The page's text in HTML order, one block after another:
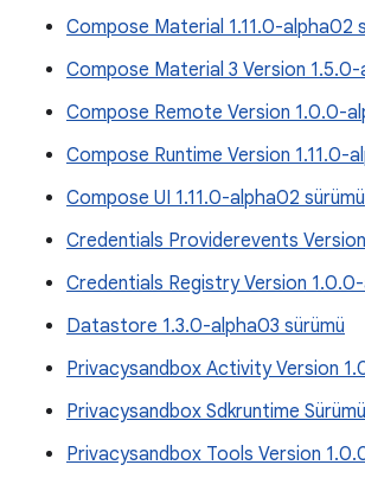
Compose Material 1.11.0-alpha02
Compose Material 3 Version 1.5.0-
Compose Remote Version 1.0.0-
Compose Runtime Version 1.11.0-
Compose UI 1.11.0-alpha02 sürümü
Credentials Providerevents
Credentials Registry Version
Datastore 1.3.0-alpha03 sürümü
Privacysandbox Activity Version
Privacysandbox Sdkruntime
Privacysandbox Tools Version